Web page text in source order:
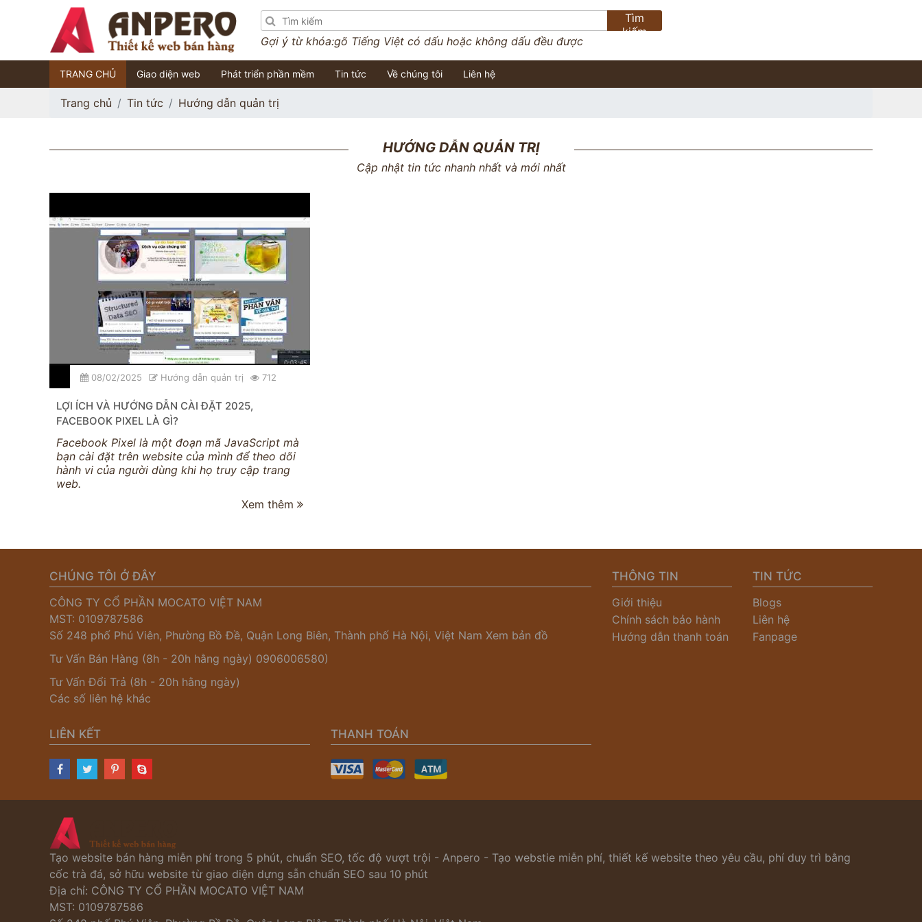
Tìm
kiếm
Gợi ý từ khóa:gõ Tiếng Việt có dấu hoặc không dấu đều được
TRANG CHỦ Giao diện web Phát triển phần mềm Tin tức Về chúng tôi Liên hệ
Trang chủ Tin tức Hướng dẫn quản trị
HƯỚNG DẪN QUẢN TRỊ
Cập nhật tin tức nhanh nhất và mới nhất
08/02/2025 Hướng dẫn quản trị 712
LỢI ÍCH VÀ HƯỚNG DẪN CÀI ĐẶT 2025,
FACEBOOK PIXEL LÀ GÌ?
Facebook Pixel là một đoạn mã JavaScript mà
bạn cài đặt trên website của mình để theo dõi
hành vi của người dùng khi họ truy cập trang
web.
Xem thêm
CHÚNG TÔI Ở ĐÂY
CÔNG TY CỔ PHẦN MOCATO VIỆT NAM
MST: 0109787586
Số 248 phố Phú Viên, Phường Bồ Đề, Quận Long Biên, Thành phố Hà Nội, Việt Nam Xem bản đồ
Tư Vấn Bán Hàng (8h - 20h hằng ngày) 0906006580)
Tư Vấn Đổi Trả (8h - 20h hằng ngày)
Các số liên hệ khác
LIÊN KẾT THANH TOÁN
THÔNG TIN
Giới thiệu
Chính sách bảo hành
Hướng dẫn thanh toán
TIN TỨC
Blogs
Liên hệ
Fanpage
Tạo website bán hàng miễn phí trong 5 phút, chuẩn SEO, tốc độ vượt trội - Anpero - Tạo webstie miễn phí, thiết kế website theo yêu cầu, phí duy trì bằng
cốc trà đá, sở hữu website từ giao diện dựng sẵn chuẩn SEO sau 10 phút
Địa chỉ: CÔNG TY CỔ PHẦN MOCATO VIỆT NAM
MST: 0109787586